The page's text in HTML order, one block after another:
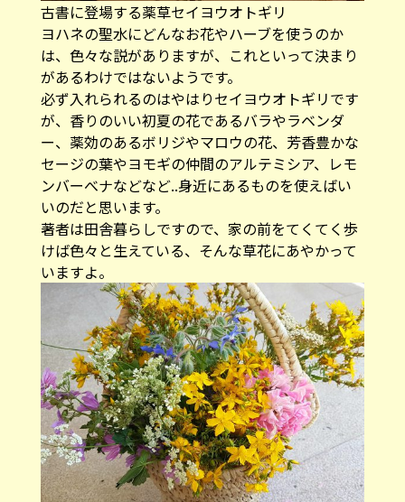
古書に登場する薬草セイヨウオトギリ
ヨハネの聖水にどんなお花やハーブを使うのか
は、色々な説がありますが、これといって決まり
があるわけではないようです。
必ず入れられるのはやはりセイヨウオトギリです
が、香りのいい初夏の花であるバラやラベンダ
ー、薬効のあるボリジやマロウの花、芳香豊かな
セージの葉やヨモギの仲間のアルテミシア、レモ
ンバーべナなどなど..身近にあるものを使えばい
いのだと思います。
著者は田舎暮らしですので、家の前をてくてく歩
けば色々と生えている、そんな草花にあやかって
いますよ。